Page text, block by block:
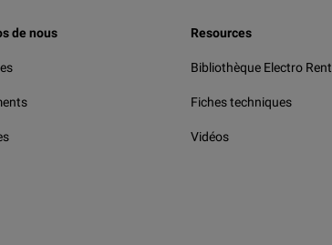
de nous Resources
Bibliothèque Electro Rent
Fiches techniques
Vidéos